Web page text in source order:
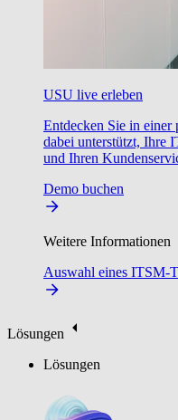
USU live erleben
Entdecken Sie in
dabei unterstützt, Ihre
und Ihren
Demo buchen
Weitere Informationen
Auswahl eines ITSM-
Lösungen
Lösungen